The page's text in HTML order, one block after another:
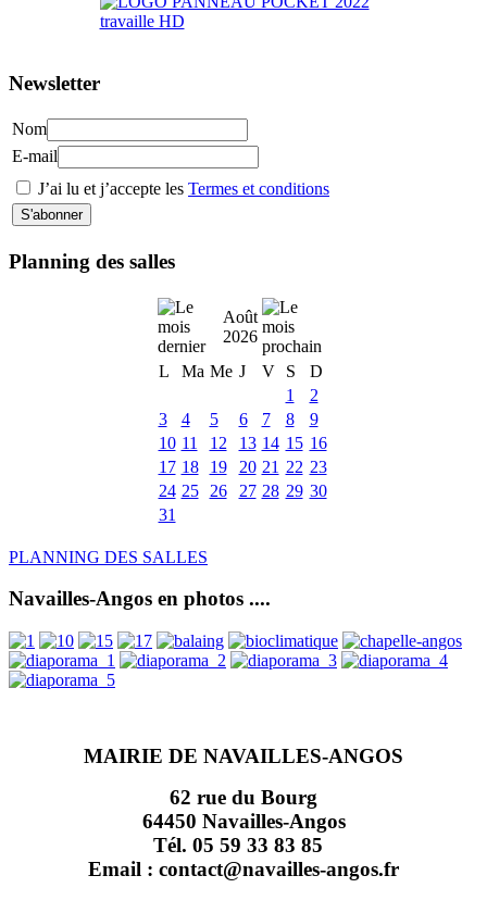
Newsletter
Nom
E-mail
J’ai lu et j’accepte les Termes et conditions
Planning des salles
Août
2026
L
Ma Me J V S
D
1
2
3
4 5 6 7 8
9
10 11 12 13 14 15 16
17 18 19 20 21 22 23
24 25 26 27 28 29 30
31
PLANNING DES SALLES
Navailles-Angos en photos ....
MAIRIE DE NAVAILLES-ANGOS
62 rue du Bourg
64450 Navailles-Angos
Tél. 05 59 33 83 85
Email : contact@navailles-angos.fr